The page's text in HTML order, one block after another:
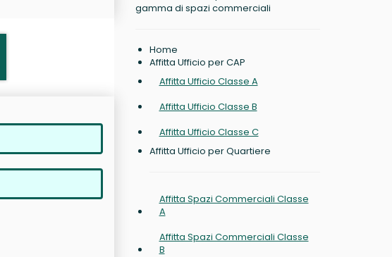
gamma di spazi commerciali
Home
Affitta Ufficio per CAP
Affitta Ufficio Classe A
Affitta Ufficio Classe B
Affitta Ufficio Classe C
Affitta Ufficio per Quartiere
Affitta Spazi Commerciali Classe
A
Affitta Spazi Commerciali Classe
B